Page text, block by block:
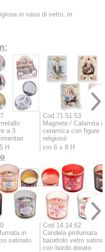
in vaso di vetro, in
a 3
H
Cod.71.51.53
Magnete / Calamita
ceramica con figure
religiose
cm 6 x 8 H
in
satinato
Cod.14.14.62
Candela profumata
barattolo vetro
con bordo dorato